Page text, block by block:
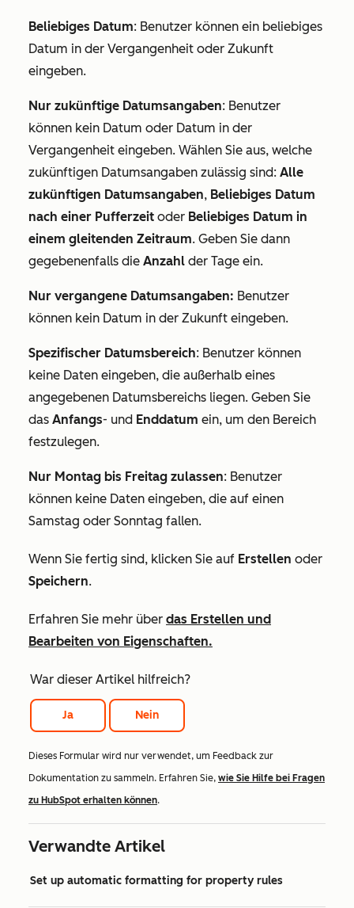
Beliebiges Datum: Benutzer können ein beliebiges
Datum in der Vergangenheit oder Zukunft
eingeben.
Nur zukünftige Datumsangaben: Benutzer
können kein Datum oder Datum in der
Vergangenheit eingeben. Wählen Sie aus, welche
zukünftigen Datumsangaben zulässig sind: Alle
zukünftigen Datumsangaben, Beliebiges Datum
nach einer Pufferzeit oder Beliebiges Datum in
einem gleitenden Zeitraum. Geben Sie dann
gegebenenfalls die Anzahl der Tage ein.
Nur vergangene Datumsangaben: Benutzer
können kein Datum in der Zukunft eingeben.
Spezifischer Datumsbereich: Benutzer können
keine Daten eingeben, die außerhalb eines
angegebenen Datumsbereichs liegen. Geben Sie
das Anfangs- und Enddatum ein, um den Bereich
festzulegen.
Nur Montag bis Freitag zulassen: Benutzer
können keine Daten eingeben, die auf einen
Samstag oder Sonntag fallen.
Wenn Sie fertig sind, klicken Sie auf Erstellen oder
Speichern.
Erfahren Sie mehr über das Erstellen und
Bearbeiten von Eigenschaften.
War dieser Artikel hilfreich?
Ja Nein
Dieses Formular wird nur verwendet, um Feedback zur
Dokumentation zu sammeln. Erfahren Sie, wie Sie Hilfe bei Fragen
zu HubSpot erhalten können.
Verwandte Artikel
Set up automatic formatting for property rules